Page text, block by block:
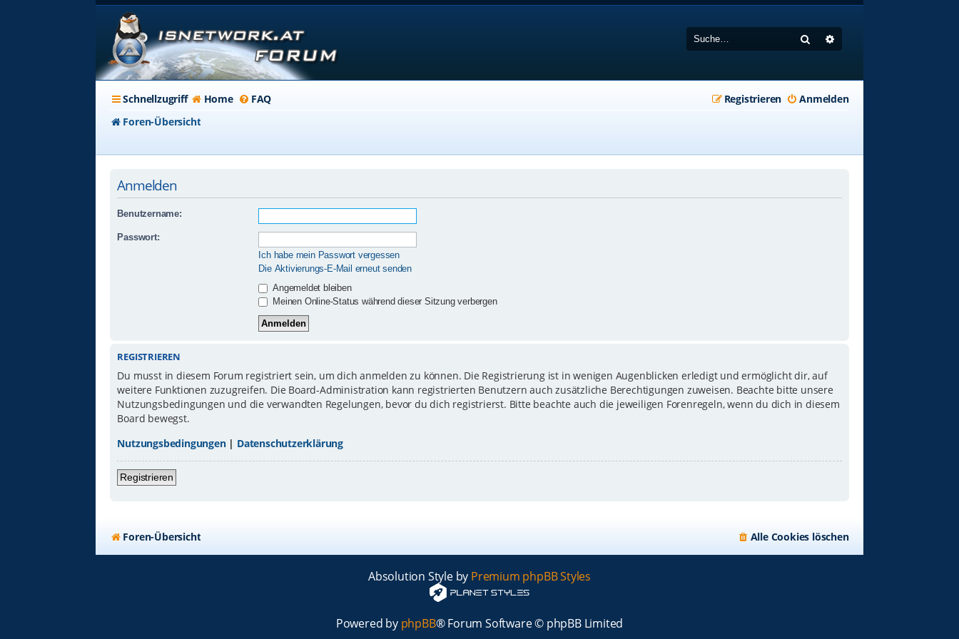
Suche
Schnellzugriff Home FAQ Anmelden
Registrieren
Foren-Übersicht
Anmelden
Benutzername:
Passwort:
Ich habe mein Passwort vergessen
Die Aktivierungs-E-Mail erneut senden
Angemeldet bleiben
Meinen Online-Status während dieser Sitzung verbergen
REGISTRIEREN
Du musst in diesem Forum registriert sein, um dich anmelden zu können. Die Registrierung ist in wenigen Augenblicken erledigt und ermöglicht dir, auf
weitere Funktionen zuzugreifen. Die Board-Administration kann registrierten Benutzern auch zusätzliche Berechtigungen zuweisen. Beachte bitte unsere
Nutzungsbedingungen und die verwandten Regelungen, bevor du dich registrierst. Bitte beachte auch die jeweiligen Forenregeln, wenn du dich in diesem
Board bewegst.
Nutzungsbedingungen| Datenschutzerklärung
Registrieren
Foren-Übersicht Alle Cookies löschen
Absolution Style by Premium phpBB Styles
Powered by phpBB® Forum Software © phpBB Limited